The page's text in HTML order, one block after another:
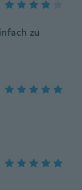
zu